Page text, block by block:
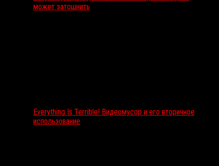
может затошнить
Everything Is Terrible! Видеомусор и его вторичное
использование